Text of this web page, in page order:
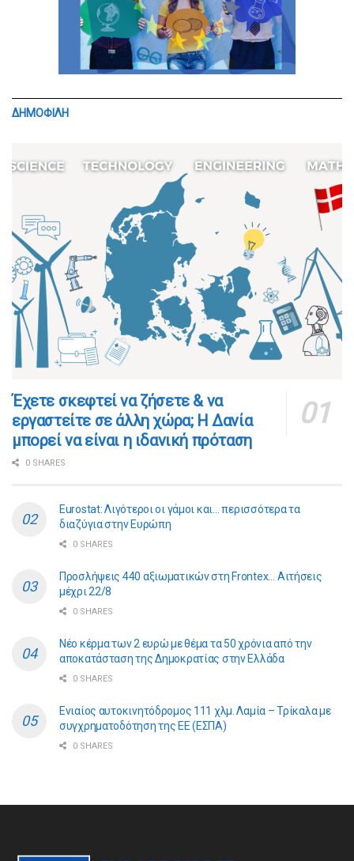
ΔΗΜΟΦΙΛΗ
​​Έχετε σκεφτεί να ζήσετε & να
εργαστείτε σε άλλη χώρα; Η Δανία
μπορεί να είναι η ιδανική πρόταση
0 SHARES
Eurostat: Λιγότεροι οι γάμοι και… περισσότερα τα
διαζύγια στην Ευρώπη
0 SHARES
Προσλήψεις 440 αξιωματικών στη Frontex… Αιτήσεις
μέχρι 22/8
0 SHARES
Νέο κέρμα των 2 ευρώ με θέμα τα 50 χρόνια από την
αποκατάσταση της Δημοκρατίας στην Ελλάδα
0 SHARES
Ενιαίος αυτοκινητόδρομος 111 χλμ. Λαμία – Τρίκαλα με
συγχρηματοδότηση της ΕE (ΕΣΠΑ)
0 SHARES